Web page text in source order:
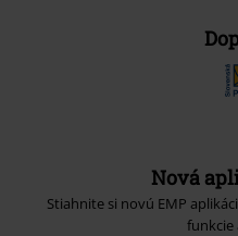
Nová
Stiahnite si novú EMP
funkcie